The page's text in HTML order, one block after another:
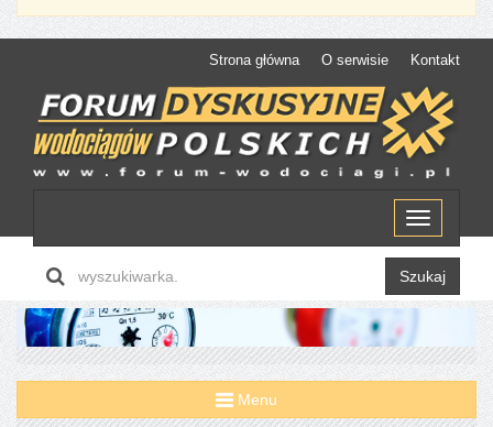
Strona główna O serwisie Kontakt
Menu
Szukaj
Menu